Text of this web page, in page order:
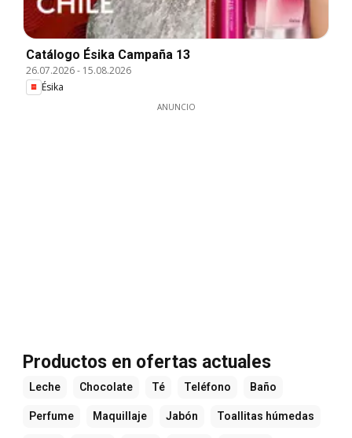
Catálogo Ésika Campaña 13
26.07.2026- 15.08.2026
Ésika
ANUNCIO
Productos en ofertas actuales
Leche Chocolate Té Teléfono Baño
Perfume Maquillaje Jabón Toallitas húmedas